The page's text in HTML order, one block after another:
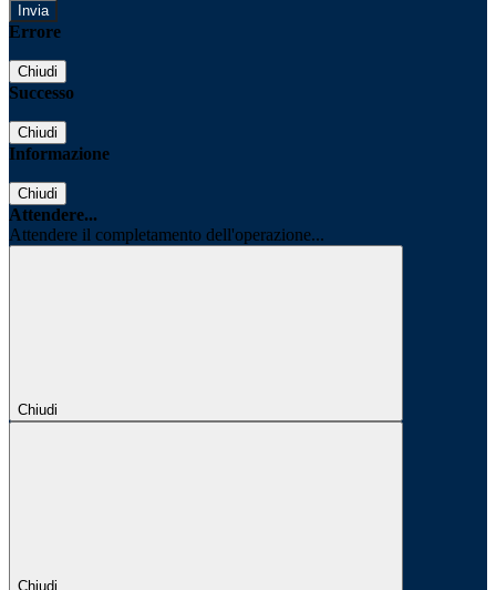
Errore
Chiudi
Successo
Chiudi
Informazione
Chiudi
Attendere...
Attendere il completamento dell'operazione...
Chiudi
Chiudi